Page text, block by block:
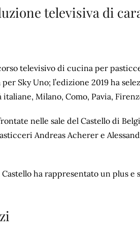
televisiva di
televisivo di cucina per
Sky Uno; l’edizione 2019 ha
Milano, Como, Pavia,
nelle sale del Castello di
Andreas Acherer e
ha rappresentato un plus e